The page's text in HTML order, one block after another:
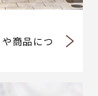
商品につ